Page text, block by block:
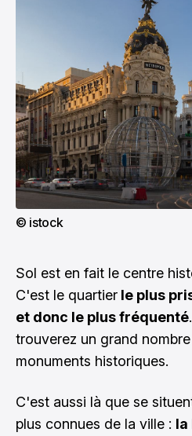
© istock
Sol est en fait le centre
C'est le quartier le plus
et donc le plus fréquenté
trouverez un grand
monuments historiques.
C'est aussi là que se
plus connues de la ville : la